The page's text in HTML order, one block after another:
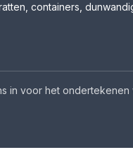
containers,
voor het